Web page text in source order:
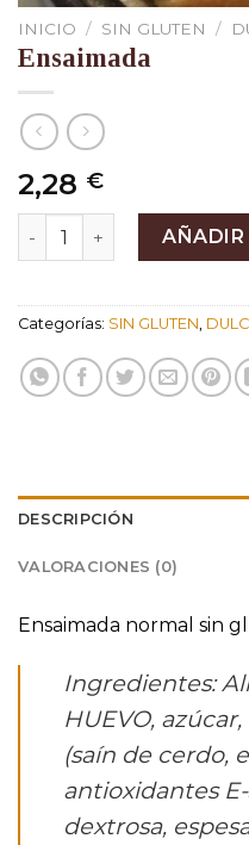
INICIO / SIN GLUTEN /
Ensaimada
2,28 €
Ensaimada cantidadAÑADIR
Categorías: SIN GLUTEN
DESCRIPCIÓN
VALORACIONES (0)
Ensaimada normal sin
Ingredientes:
HUEVO,
(saín de cerdo,
antioxidantes E-
dextrosa,